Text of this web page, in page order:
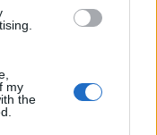
my
the